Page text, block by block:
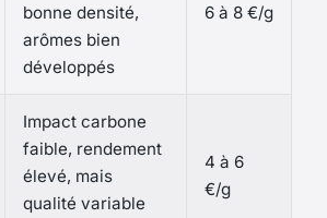
bonne densité,
arômes bien
développés
6 à 8 €/g
Impact carbone
faible, rendement
élevé, mais
qualité variable
4 à 6
€/g